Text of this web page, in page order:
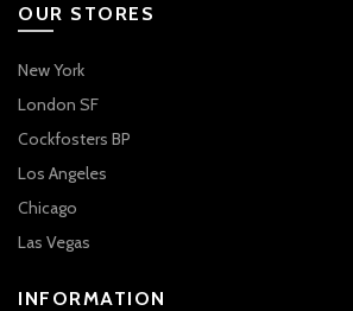
OUR STORES
New York
London SF
Cockfosters BP
Los Angeles
Chicago
Las Vegas
INFORMATION